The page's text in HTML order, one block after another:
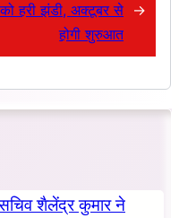
हरी झंडी, अक्टूबर से
होगी शुरुआत
→